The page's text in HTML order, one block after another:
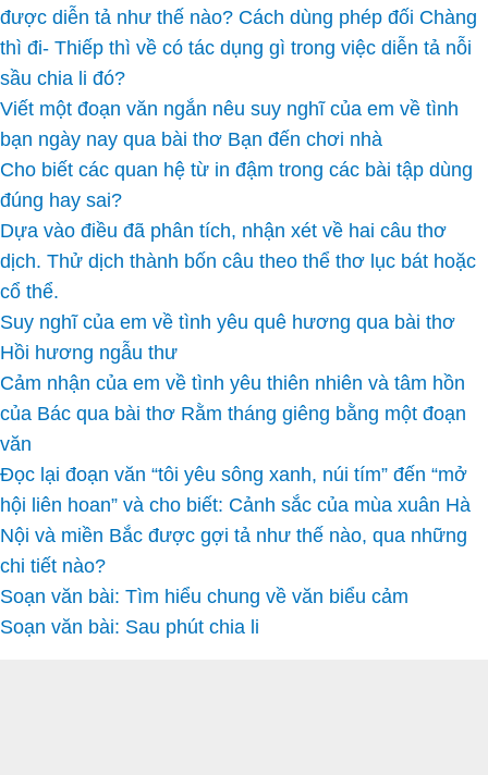
được diễn tả như thế nào? Cách dùng phép đối Chàng
thì đi- Thiếp thì về có tác dụng gì trong việc diễn tả nỗi
sầu chia li đó?
Viết một đoạn văn ngắn nêu suy nghĩ của em về tình
bạn ngày nay qua bài thơ Bạn đến chơi nhà
Cho biết các quan hệ từ in đậm trong các bài tập dùng
đúng hay sai?
Dựa vào điều đã phân tích, nhận xét về hai câu thơ
dịch. Thử dịch thành bốn câu theo thể thơ lục bát hoặc
cổ thể.
Suy nghĩ của em về tình yêu quê hương qua bài thơ
Hồi hương ngẫu thư
Cảm nhận của em về tình yêu thiên nhiên và tâm hồn
của Bác qua bài thơ Rằm tháng giêng bằng một đoạn
văn
Đọc lại đoạn văn “tôi yêu sông xanh, núi tím” đến “mở
hội liên hoan” và cho biết: Cảnh sắc của mùa xuân Hà
Nội và miền Bắc được gợi tả như thế nào, qua những
chi tiết nào?
Soạn văn bài: Tìm hiểu chung về văn biểu cảm
Soạn văn bài: Sau phút chia li